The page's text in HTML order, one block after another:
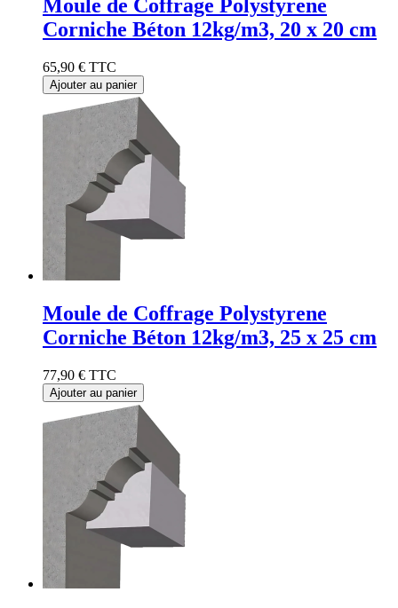
Moule de Coffrage Polystyrene
Corniche Béton 12kg/m3, 20 x 20 cm
65,90 € TTC
Ajouter au panier
Moule de Coffrage Polystyrene
Corniche Béton 12kg/m3, 25 x 25 cm
77,90 € TTC
Ajouter au panier